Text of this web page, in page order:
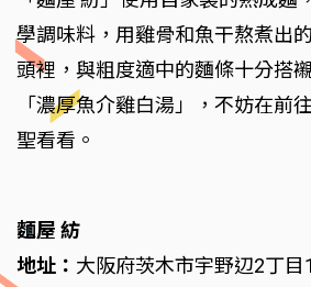
學調味料，用雞骨和魚干熬煮出
頭裡，與粗度適中的麵條十分搭
「濃厚魚介雞白湯」，不妨在前
聖看看。
麵屋 紡
地址： 大阪府茨木市宇野辺2丁目